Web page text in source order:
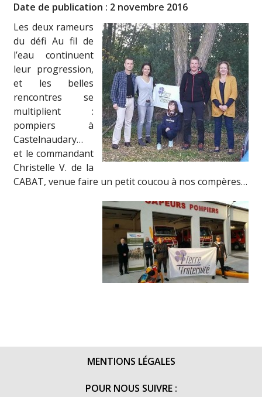
Date de publication : 2 novembre 2016
Les deux rameurs
du défi Au fil de
l’eau continuent
leur progression,
et les belles
rencontres se
multiplient :
pompiers à
Castelnaudary…
et le commandant
Christelle V. de la
CABAT, venue faire un petit coucou à nos compères…
MENTIONS LÉGALES
POUR NOUS SUIVRE :